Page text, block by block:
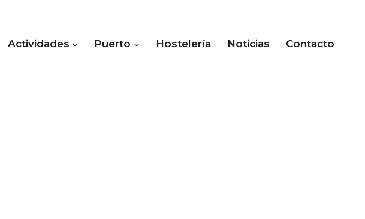
Actividades Puerto Hostelería Noticias Contacto